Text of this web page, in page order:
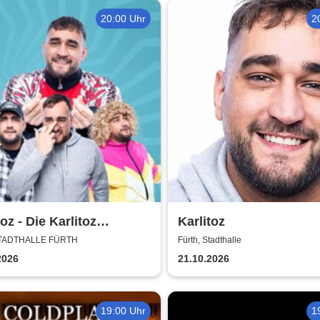
20:00 Uhr
- Die Karlitoz
FÜRTH
Karlitoz
Fürth, Stadthalle
21.10.2026
19:00 Uhr